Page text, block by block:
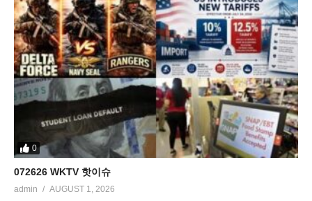
0
072626 WKTV 핫이슈
admin AUGUST 1, 2026